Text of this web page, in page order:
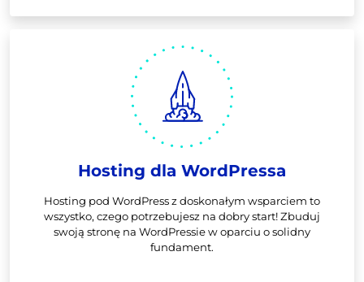
Hosting dla WordPressa
Hosting pod WordPress z doskonałym wsparciem to
wszystko, czego potrzebujesz na dobry start! Zbuduj
swoją stronę na WordPressie w oparciu o solidny
fundament.